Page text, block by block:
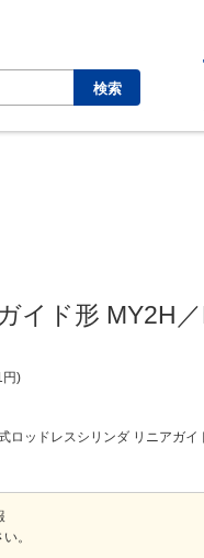
検索
イド形 MY2H
円
ロッドレスシリンダ リニアガ
。